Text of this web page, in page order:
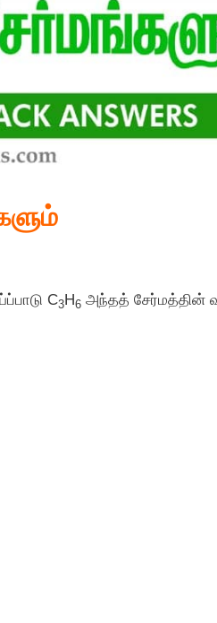
C3 H6 அந்தத் சேர்மத்தின்